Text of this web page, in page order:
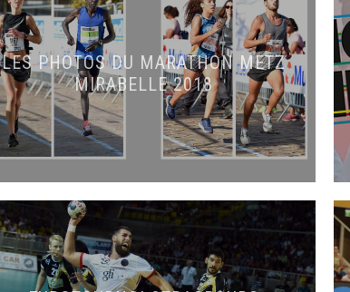
LES PHOTOS DU MARATHON METZ
MIRABELLE 2018